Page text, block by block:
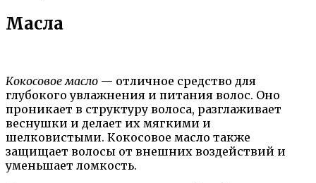
Масла
Кокосовое масло — отличное средство для
глубокого увлажнения и питания волос. Оно
проникает в структуру волоса, разглаживает
веснушки и делает их мягкими и
шелковистыми. Кокосовое масло также
защищает волосы от внешних воздействий и
уменьшает ломкость.